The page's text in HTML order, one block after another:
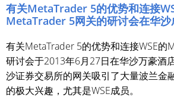
有关MetaTrader 5的优势和连接
MetaTrader 5网关的研讨会在华沙
有关MetaTrader 5的优势和连接WSE的
研讨会于2013年6月27日在华沙万豪酒
沙证券交易所的网关吸引了大量波兰金
的极大兴趣，尤其是WSE成员。